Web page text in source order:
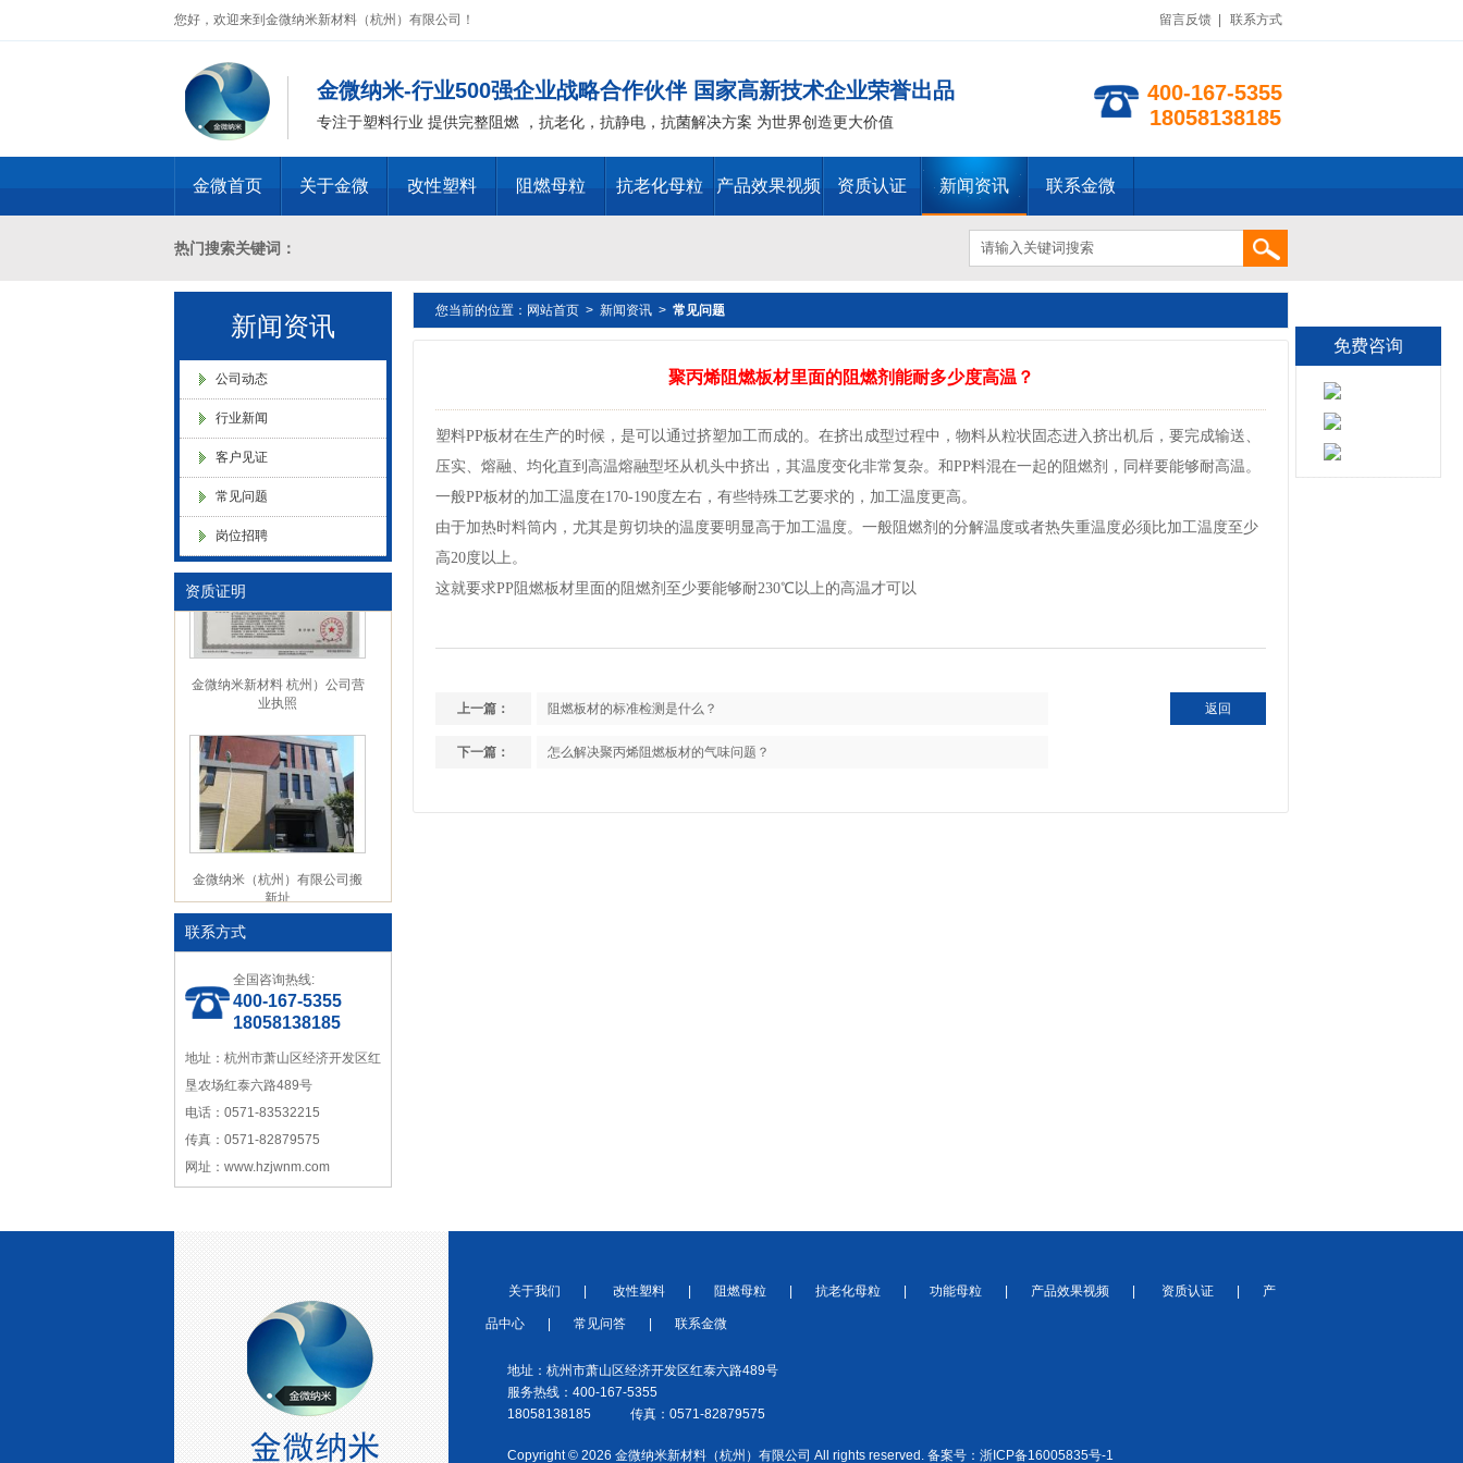
您好，欢迎来到金微纳米新材料（杭州）有限公司！ 留言反馈 联系方式
金微纳米-行业500强企业战略合作伙伴 国家高新技术企业荣誉出品
专注于塑料行业 提供完整阻燃 ，抗老化，抗静电，抗菌解决方案 为世界创造更大价值
400-167-5355
18058138185
金微首页 关于金微 改性塑料 阻燃母粒 抗老化母粒 产品效果视频 资质认证 新闻资讯 联系金微
热门搜索关键词：
十溴二苯乙烷母粒，三氧化二锑母粒，三氧化二锑替代物 PVC 无卤阻燃剂 PE阻燃母粒，聚丙烯阻燃 ，PP阻
燃 ABS阻燃 ，PA 阻燃，PET阻燃 ，PBT阻燃 ，环氧树脂阻燃，玻璃钢抗老化化，POM抗老化，PPO 抗老
化，抗静电母粒，阻燃料，抗老化料，环氧树脂抗老化，油漆涂料抗菌防霉 ，化纤纺织阻燃 ，仿真植物抗老化，
新闻资讯
公司动态
行业新闻
客户见证
常见问题
岗位招聘
资质证明
业”称号
浙江省创新型企业稳定
金微纳米新材料 杭州）公司营
业执照
金微纳米（杭州）有限公司搬
新址
中国塑料加工 中国塑料加工协
会改性塑料专业委员会理事单
位协会性塑料专业委员会理事
中国塑料加工工业协会理事
联系方式
全国咨询热线:
400-167-5355
18058138185
地址：杭州市萧山区经济开发区红
垦农场红泰六路489号
电话：0571-83532215
传真：0571-82879575
网址：www.hzjwnm.com
您当前的位置： 网站首页 > 新闻资讯 > 常见问题
聚丙烯阻燃板材里面的阻燃剂能耐多少度高温？
塑料PP板材在生产的时候，是可以通过挤塑加工而成的。在挤出成型过程中，物料从粒状固态进入挤出机后，要完成输送、
压实、熔融、均化直到高温熔融型坯从机头中挤出，其温度变化非常复杂。和PP料混在一起的阻燃剂，同样要能够耐高温。
一般PP板材的加工温度在170-190度左右，有些特殊工艺要求的，加工温度更高。
由于加热时料筒内，尤其是剪切块的温度要明显高于加工温度。一般阻燃剂的分解温度或者热失重温度必须比加工温度至少
高20度以上。
这就要求PP阻燃板材里面的阻燃剂至少要能够耐230℃以上的高温才可以
上一篇： 阻燃板材的标准检测是什么？
下一篇： 怎么解决聚丙烯阻燃板材的气味问题？
返回
关于我们 改性塑料 阻燃母粒 抗老化母粒 功能母粒 产品效果视频 资质认证 产
品中心 常见问答 联系金微
地址：杭州市萧山区经济开发区红泰六路489号
服务热线：400-167-5355
18058138185 传真：0571-82879575
Copyright © 2026 金微纳米新材料（杭州）有限公司 All rights reserved. 备案号： 浙ICP备16005835号-1
免费咨询